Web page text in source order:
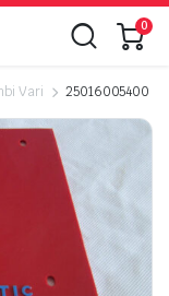
0
Vari 25016005400